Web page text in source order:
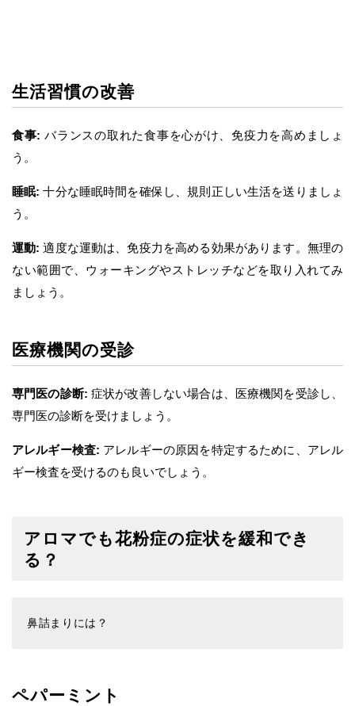
生活習慣の改善
食事: バランスの取れた食事を心がけ、免疫力を高めましょ
う。
睡眠: 十分な睡眠時間を確保し、規則正しい生活を送りましょ
う。
運動: 適度な運動は、免疫力を高める効果があります。無理の
ない範囲で、ウォーキングやストレッチなどを取り入れてみ
ましょう。
医療機関の受診
専門医の診断: 症状が改善しない場合は、医療機関を受診し、
専門医の診断を受けましょう。
アレルギー検査: アレルギーの原因を特定するために、アレル
ギー検査を受けるのも良いでしょう。
アロマでも花粉症の症状を緩和でき
る？
鼻詰まりには？
ペパーミント